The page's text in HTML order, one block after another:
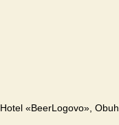
Hotel «BeerLogovo»,